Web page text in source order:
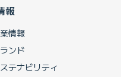
報
情報
ンド
テナビリティ